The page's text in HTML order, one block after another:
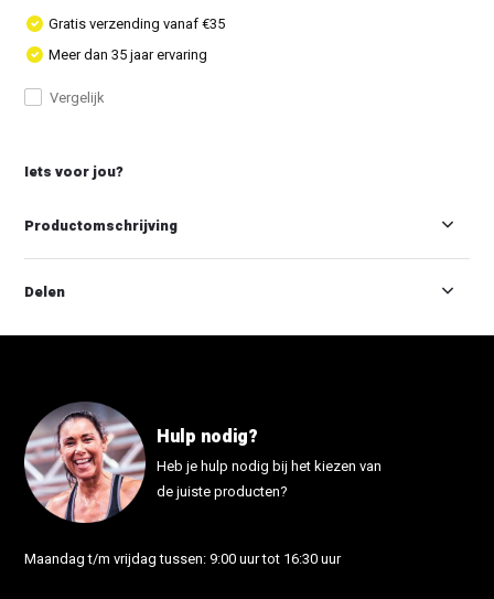
Gratis verzending vanaf €35
Meer dan 35 jaar ervaring
Vergelijk
Productomschrijving
Iets voor jou?
Delen
Hulp nodig?
Heb je hulp nodig bij het kiezen van
de juiste producten?
Maandag t/m vrijdag tussen: 9:00 uur tot 16:30 uur